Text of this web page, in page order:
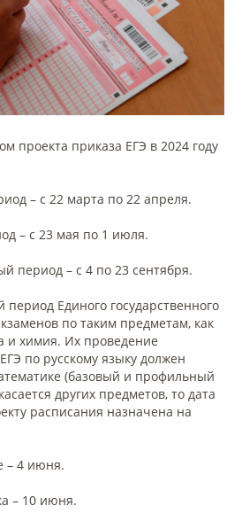
проекта приказа ЕГЭ в 2024 году
– с 22 марта по 22 апреля.
– с 23 мая по 1 июля.
период – с 4 по 23 сентября.
период Единого государственного
по таким предметам, как
и химия. Их проведение
по русскому языку должен
(базовый и профильный
других предметов, то дата
расписания назначена на
– 4 июня.
– 10 июня.